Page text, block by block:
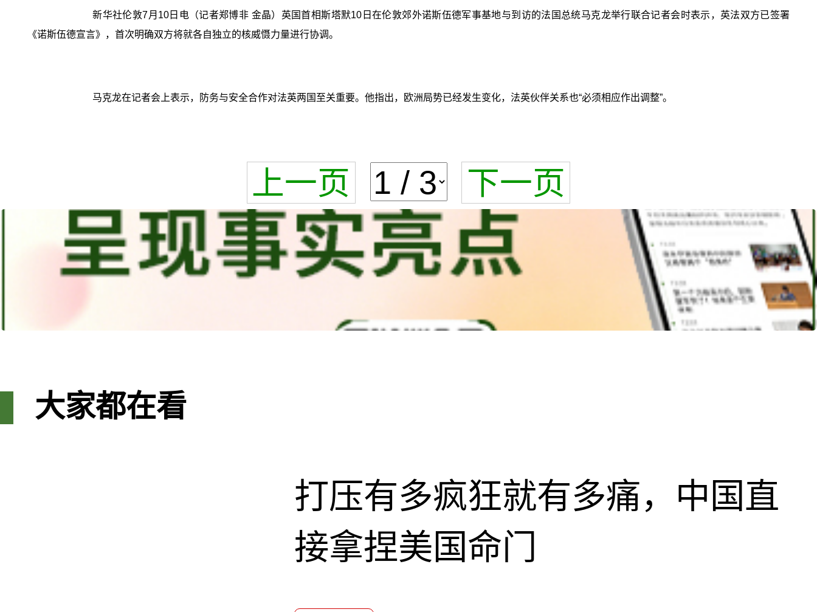
新华社伦敦7月10日电（记者郑博非 金晶）英国首相斯塔默10日在伦敦郊外诺斯伍德军事基地与到访的法国总统马克龙举行联合记者会时表示，英法双方已签署
《诺斯伍德宣言》，首次明确双方将就各自独立的核威慑力量进行协调。
马克龙在记者会上表示，防务与安全合作对法英两国至关重要。他指出，欧洲局势已经发生变化，法英伙伴关系也“必须相应作出调整”。
上一页 下一页
大家都在看
打压有多疯狂就有多痛，中国直
接拿捏美国命门